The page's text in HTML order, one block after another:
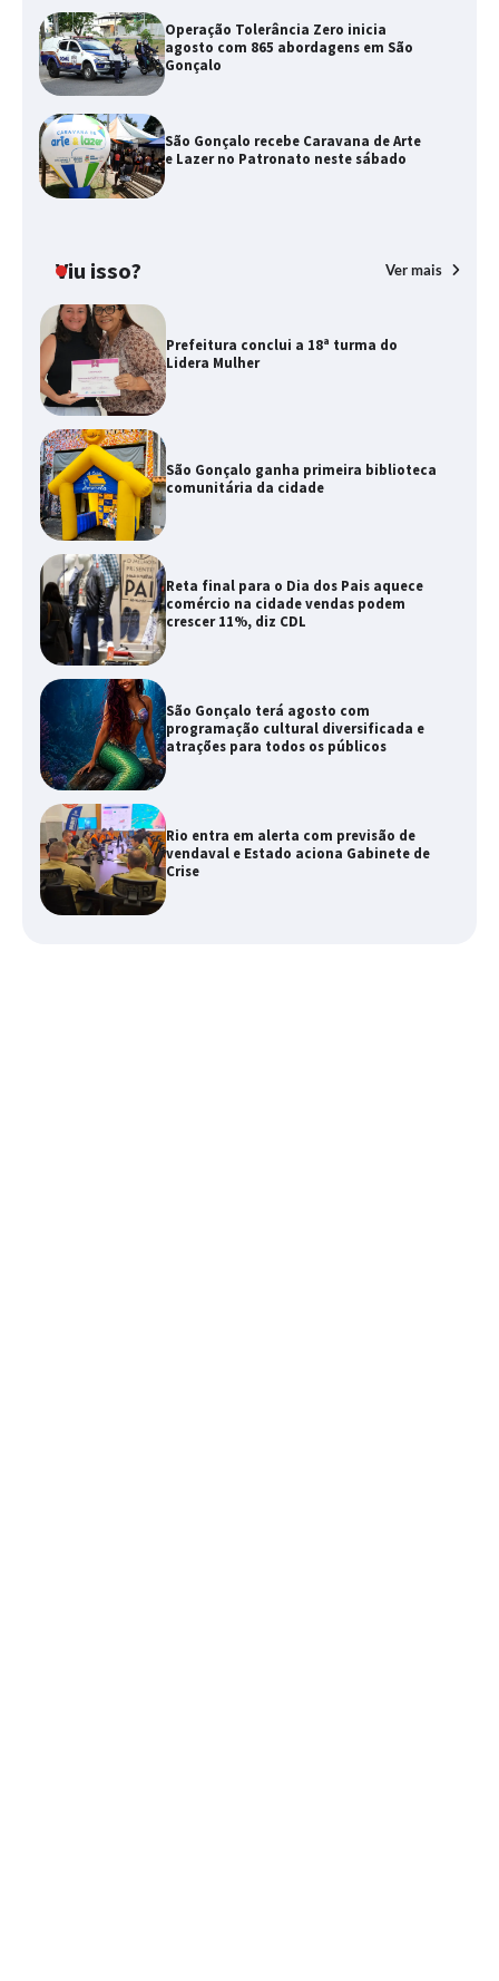
Operação Tolerância Zero inicia
agosto com 865 abordagens em São
Gonçalo
São Gonçalo recebe Caravana de Arte
e Lazer no Patronato neste sábado
Viu isso? Ver mais
Prefeitura conclui a 18ª turma do
Lidera Mulher
São Gonçalo ganha primeira biblioteca
comunitária da cidade
Reta final para o Dia dos Pais aquece
comércio na cidade vendas podem
crescer 11%, diz CDL
São Gonçalo terá agosto com
programação cultural diversificada e
atrações para todos os públicos
Rio entra em alerta com previsão de
vendaval e Estado aciona Gabinete de
Crise